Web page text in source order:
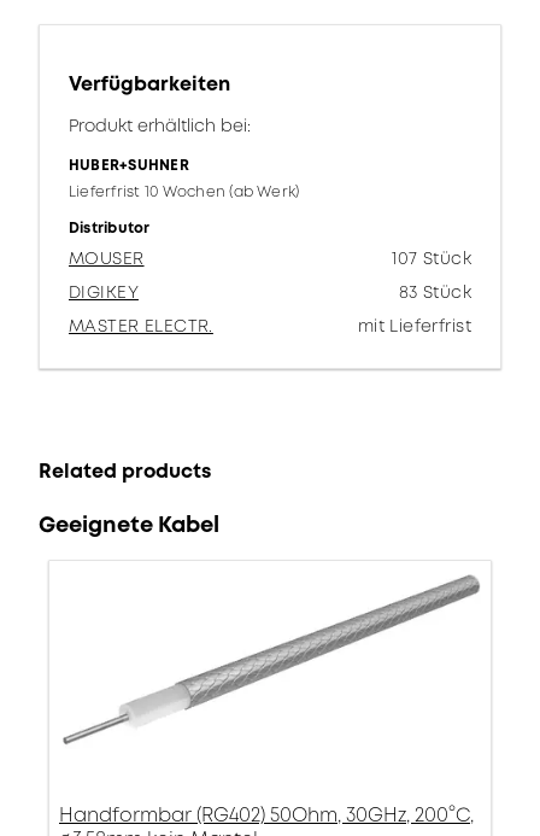
Verfügbarkeiten
Produkt erhältlich bei:
HUBER+SUHNER
Lieferfrist 10 Wochen (ab Werk)
Distributor
MOUSER
107 Stück
DIGIKEY
83 Stück
MASTER ELECTR.
mit Lieferfrist
Related products
Geeignete Kabel
Handformbar (RG402) 50Ohm, 30GHz, 200°C,